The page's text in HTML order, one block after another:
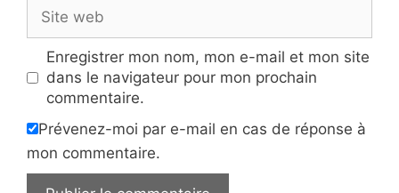
web
Enregistrer mon nom, mon e-mail et mon site
dans le navigateur pour mon prochain
commentaire.
Prévenez-moi par e-mail en cas de réponse à
mon commentaire.